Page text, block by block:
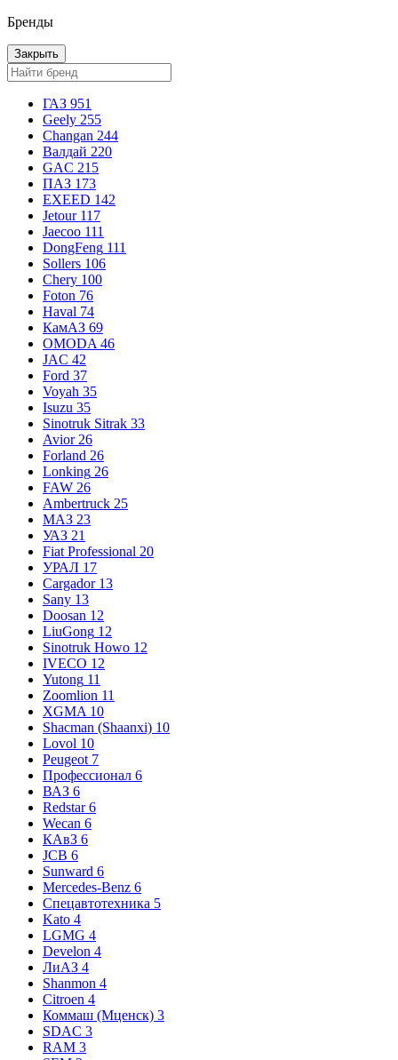
Бренды
Закрыть
ГАЗ 951
Geely 255
Changan 244
Валдай 220
GAC 215
ПАЗ 173
EXEED 142
Jetour 117
Jaecoo 111
DongFeng 111
Sollers 106
Chery 100
Foton 76
Haval 74
КамАЗ 69
OMODA 46
JAC 42
Ford 37
Voyah 35
Isuzu 35
Sinotruk Sitrak 33
Avior 26
Forland 26
Lonking 26
FAW 26
Ambertruck 25
МАЗ 23
УАЗ 21
Fiat Professional 20
УРАЛ 17
Cargador 13
Sany 13
Doosan 12
LiuGong 12
Sinotruk Howo 12
IVECO 12
Yutong 11
Zoomlion 11
XGMA 10
Shacman (Shaanxi) 10
Lovol 10
Peugeot 7
Профессионал 6
ВАЗ 6
Redstar 6
Wecan 6
КАвЗ 6
JCB 6
Sunward 6
Mercedes-Benz 6
Спецавтотехника 5
Kato 4
LGMG 4
Develon 4
ЛиАЗ 4
Shanmon 4
Citroen 4
Коммаш (Мценск) 3
SDAC 3
RAM 3